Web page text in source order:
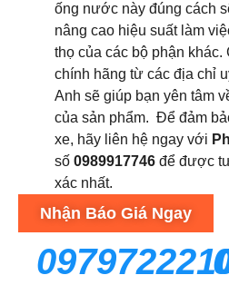
ống nước này đúng cách
nâng cao hiệu suất làm
thọ của các bộ phận khác.
chính hãng từ các địa chỉ
Anh sẽ giúp bạn yên tâm
của sản phẩm. Để đảm
xe, hãy liên hệ ngay với
số 0989917746 để được
xác nhất.
Nhận Báo Giá Ngay